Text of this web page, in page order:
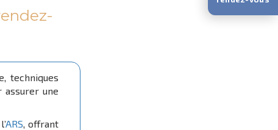
techniques
une
ARS , offrant